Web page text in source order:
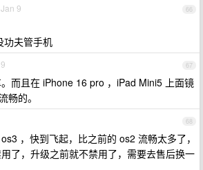
66
Jan 9
功夫管手机
67
而且在 iPhone 16 pro ，iPad Mini5 上面镜
畅的。
68
，快到飞起，比之前的 os2 流畅太多了，
了，升级之前就不禁用了，需要去售后换一